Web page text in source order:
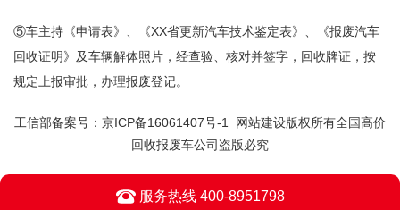
⑤车主持《申请表》、《XX省更新汽车技术鉴定表》、《报废汽车
回收证明》及车辆解体照片，经查验、核对并签字，回收牌证，按
规定上报审批，办理报废登记。
工信部备案号： 京ICP备16061407号-1 网站建设版权所有全国高价
回收报废车公司盗版必究
服务热线 400-8951798